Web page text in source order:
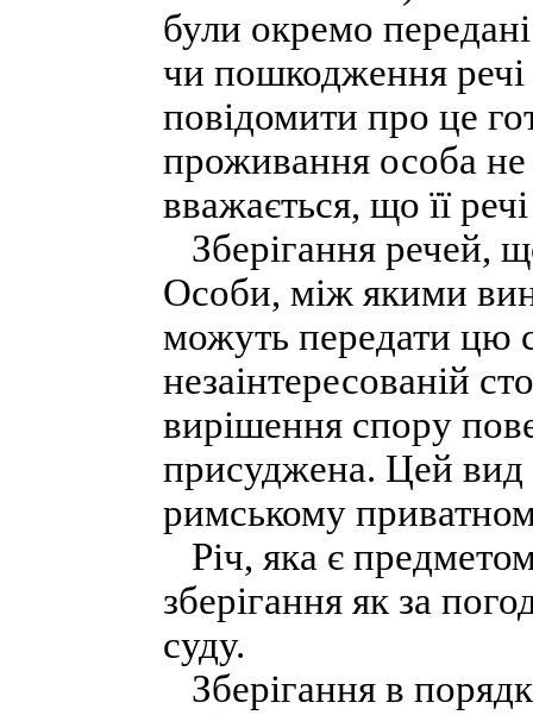
були окремо
чи пошкодження речі
повідомити про це
проживання особа
вважається, що її
Зберігання речей,
Особи, між якими
можуть передати цю
незаінтересованій
вирішення спору
присуджена. Цей вид
римському
Річ, яка є
зберігання як за
суду.
Зберігання в